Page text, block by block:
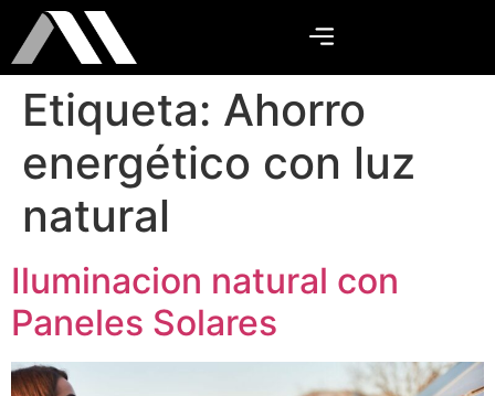
Etiqueta: Ahorro
energético con luz
natural
Iluminacion natural con
Paneles Solares